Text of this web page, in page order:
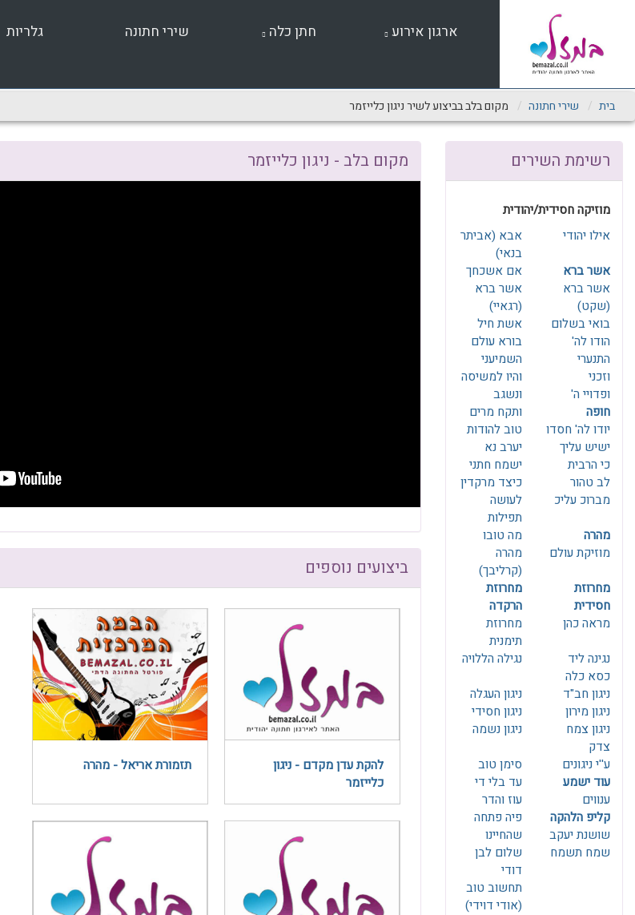
מַעֲרֶכֶת
בִּקְלִיק
הָאֲתָר.
לְחַץ
לְהַתְאָמַת
לְעִוְורִים
הַמִּשְׁתַּמְּשִׁים
בְּתוֹכְנַת
קוֹרֵא־מָסָךְ;
Control-
לִפְתִיחַת
תַּפְרִיט
נְגִישׁוּת.
ארגון אירוע חתן כלה שירי חתונה גלריות
בית שירי חתונה מקום בלב בביצוע לשיר ניגון כלייזמר
מקום בלב - ניגון כלייזמר
ביצועים נוספים
להקת עדן מקדם - ניגון
כלייזמר
תזמורת אריאל - מהרה
רשימת השירים
מוזיקה חסידית/יהודית
אבא (אביתר
בנאי)
אילו יהודי
אם אשכחך
אשר ברא
אשר ברא
(רגאיי)
אשר ברא
(שקט)
אשת חיל
בואי בשלום
בורא עולם
הודו לה'
השמיעני
התנערי
והיו למשיסה
וזכני
ונשגב
ופדויי ה'
ותקח מרים
חופה
טוב להודות
יודו לה' חסדו
יערב נא
ישיש עליך
ישמח חתני
כי הרבית
כיצד מרקדין
לב טהור
לעושה
תפילות
מברוכ עליכ
מה טובו
מהרה
מהרה
(קרליבך)
מוזיקת עולם
מחרוזת
הרקדה
מחרוזת
חסידית
מחרוזת
תימנית
מראה כהן
נגילה הללויה
נגינה ליד
כסא כלה
ניגון העגלה
ניגון חב"ד
ניגון חסידי
ניגון מירון
ניגון נשמה
ניגון צמח
צדק
סימן טוב
ע''י ניגונים
עד בלי די
עוד ישמע
עוז והדר
ענווים
פיה פתחה
קליפ הלהקה
שהחיינו
שושנת יעקב
שלום לבן
דודי
שמח תשמח
תחשוב טוב
(אודי דוידי)